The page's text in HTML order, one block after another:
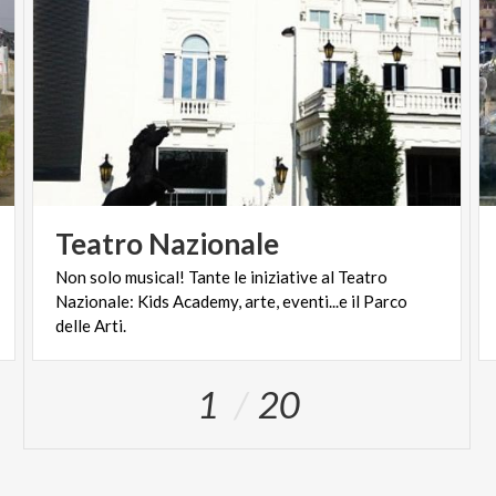
Teatro Nazionale
Non solo musical! Tante le iniziative al Teatro
Nazionale: Kids Academy, arte, eventi...e il Parco
delle Arti.
1 20